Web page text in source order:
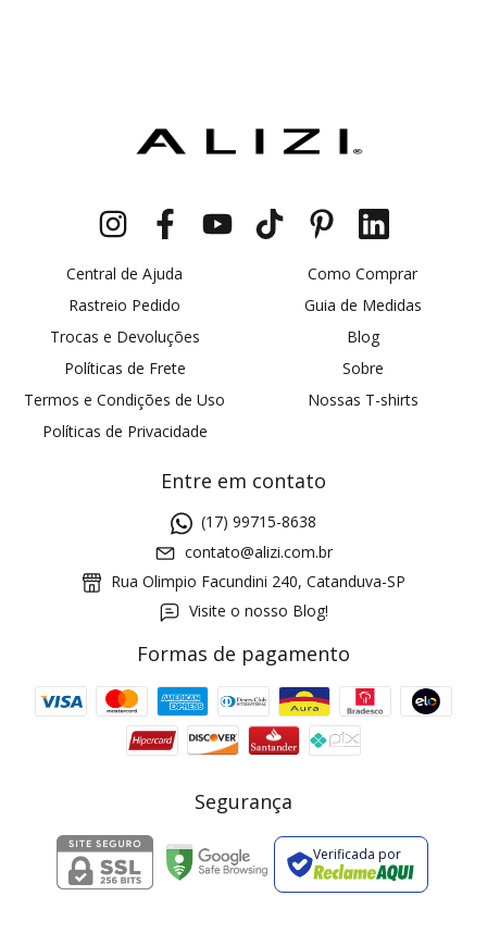
Central de Ajuda
Rastreio Pedido
Trocas e Devoluções
Políticas de Frete
Termos e Condições de Uso
Políticas de Privacidade
Como Comprar
Guia de Medidas
Blog
Sobre
Nossas T-shirts
Entre em contato
(17) 99715-8638
contato@alizi.com.br
Rua Olimpio Facundini 240, Catanduva-SP
Visite o nosso Blog!
Formas de pagamento
Segurança
Verificada por
Cupom 1a compra: GANHE5
2 pecas 7% OFF